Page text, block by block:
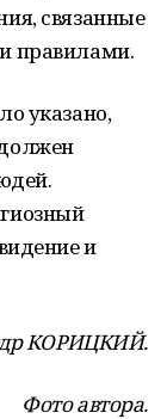
связанные
правилами.
указано,
и
КОРИЦКИЙ.
Фото автора.